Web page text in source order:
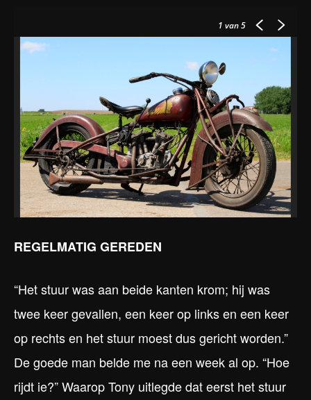
1 van 5
REGELMATIG GEREDEN
“Het stuur was aan beide kanten krom; hij was
twee keer gevallen, een keer op links en een keer
op rechts en het stuur moest dus gericht worden.”
De goede man belde me na een week al op. “Hoe
rijdt ie?” Waarop Tony uitlegde dat eerst het stuur